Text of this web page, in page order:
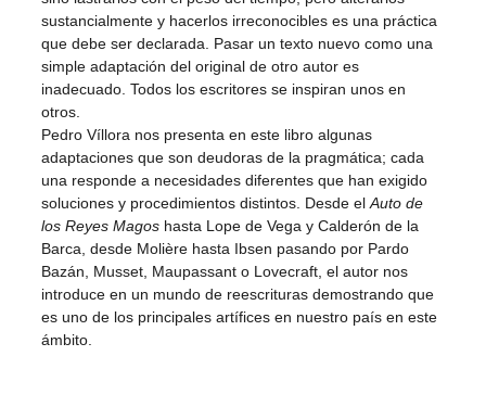
sustancialmente y hacerlos irreconocibles es una práctica
que debe ser declarada. Pasar un texto nuevo como una
simple adaptación del original de otro autor es
inadecuado. Todos los escritores se inspiran unos en
otros.
Pedro Víllora nos presenta en este libro algunas
adaptaciones que son deudoras de la pragmática; cada
una responde a necesidades diferentes que han exigido
soluciones y procedimientos distintos. Desde elAuto de
los Reyes Magos hasta Lope de Vega y Calderón de la
Barca, desde Molière hasta Ibsen pasando por Pardo
Bazán, Musset, Maupassant o Lovecraft, el autor nos
introduce en un mundo de reescrituras demostrando que
es uno de los principales artífices en nuestro país en este
ámbito.